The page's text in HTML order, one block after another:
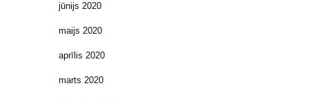
jūnijs 2020
maijs 2020
aprīlis 2020
marts 2020